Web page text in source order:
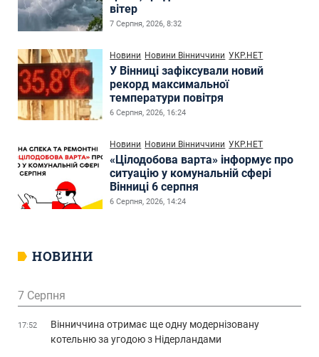
вітер
7 Серпня, 2026, 8:32
Новини Новини Вінниччини УКР.НЕТ
У Вінниці зафіксували новий
рекорд максимальної
температури повітря
6 Серпня, 2026, 16:24
Новини Новини Вінниччини УКР.НЕТ
«Цілодобова варта» інформує про
ситуацію у комунальній сфері
Вінниці 6 серпня
6 Серпня, 2026, 14:24
НОВИНИ
7 Серпня
17:52
Вінниччина отримає ще одну модернізовану
котельню за угодою з Нідерландами